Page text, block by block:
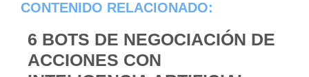
CONTENIDO RELACIONADO:
6 BOTS DE NEGOCIACIÓN DE
ACCIONES CON